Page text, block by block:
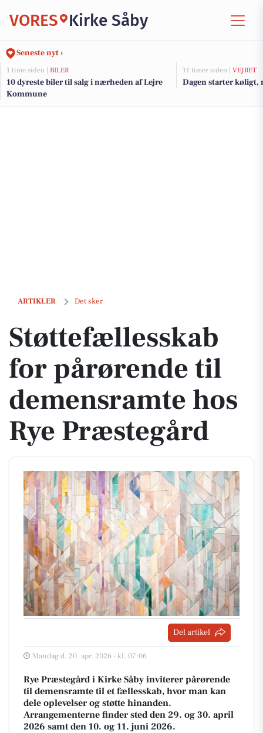
VORES Kirke Såby
Seneste nyt ›
1 time siden | BILER
10 dyreste biler til salg i nærheden af Lejre
Kommune
11 timer siden | VEJRET
Dagen starter køligt,
ARTIKLER Det sker
Støttefællesskab for pårørende til demensramte hos Rye Præstegård
Støttefællesskab
for pårørende til
demensramte hos
Rye Præstegård
Del artikel
Mandag d. 20. apr. 2026 - kl. 07:06
Rye Præstegård i Kirke Såby inviterer pårørende
til demensramte til et fællesskab, hvor man kan
dele oplevelser og støtte hinanden.
Arrangementerne finder sted den 29. og 30. april
2026 samt den 10. og 11. juni 2026.